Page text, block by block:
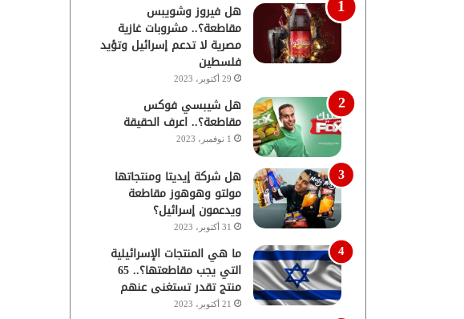
هل فيروز وشويبس
مقاطعة؟.. مشروبات غازية
مصرية لا تدعم إسرائيل وتؤيد
فلسطين
29 أكتوبر، 2023
هل شيبسي فوكس
مقاطعة؟.. اعرف الحقيقة
1 نوفمبر، 2023
هل شركة إيديتا ومنتجاتها
مولتو وهوهوز مقاطعة
ويدعمون إسرائيل؟
31 أكتوبر، 2023
ما هي المنتجات الإسرائيلية
التي يجب مقاطعتها؟.. 65
منتج تقدر تستغنى عنهم
21 أكتوبر، 2023